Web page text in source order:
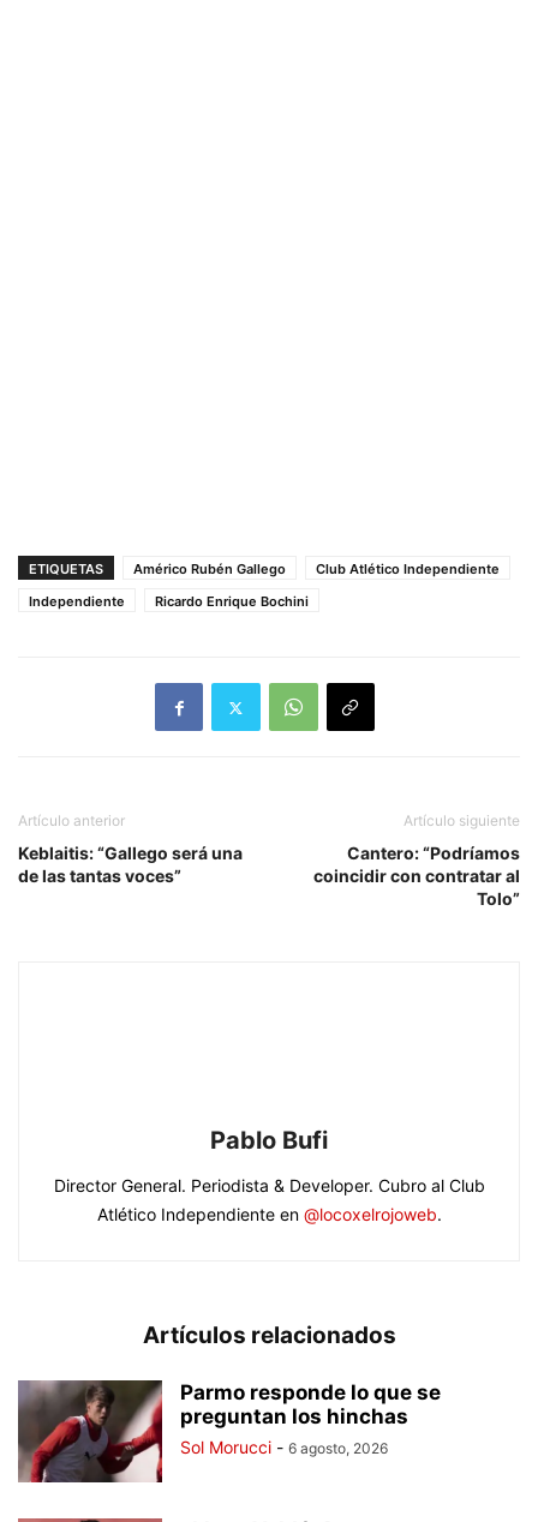
ETIQUETAS Américo Rubén Gallego
Club Atlético Independiente
Independiente
Ricardo Enrique Bochini
Artículo anterior
Keblaitis: “Gallego será una
de las tantas voces”
Artículo siguiente
Cantero: “Podríamos
coincidir con contratar al
Tolo”
Pablo Bufi
Director General. Periodista & Developer. Cubro al Club
Atlético Independiente en @locoxelrojoweb.
Artículos relacionados
Parmo responde lo que se
preguntan los hinchas
Sol Morucci - 6 agosto, 2026